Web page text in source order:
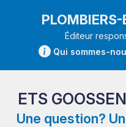
Éditeur
Qui sommes-
ETS
Une question?